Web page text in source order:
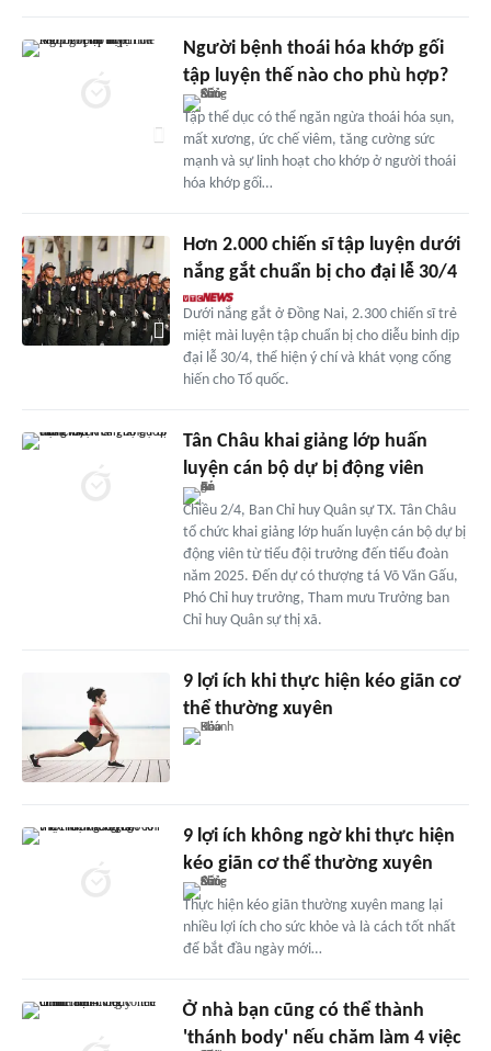
Người bệnh thoái hóa khớp gối
tập luyện thế nào cho phù hợp?
Tập thể dục có thể ngăn ngừa thoái hóa sụn,
mất xương, ức chế viêm, tăng cường sức
mạnh và sự linh hoạt cho khớp ở người thoái
hóa khớp gối…
Hơn 2.000 chiến sĩ tập luyện dưới
nắng gắt chuẩn bị cho đại lễ 30/4
Dưới nắng gắt ở Đồng Nai, 2.300 chiến sĩ trẻ
miệt mài luyện tập chuẩn bị cho diễu binh dịp
đại lễ 30/4, thể hiện ý chí và khát vọng cống
hiến cho Tổ quốc.
Tân Châu khai giảng lớp huấn
luyện cán bộ dự bị động viên
Chiều 2/4, Ban Chỉ huy Quân sự TX. Tân Châu
tổ chức khai giảng lớp huấn luyện cán bộ dự bị
động viên từ tiểu đội trưởng đến tiểu đoàn
năm 2025. Đến dự có thượng tá Võ Văn Gấu,
Phó Chỉ huy trưởng, Tham mưu Trưởng ban
Chỉ huy Quân sự thị xã.
9 lợi ích khi thực hiện kéo giãn cơ
thể thường xuyên
9 lợi ích không ngờ khi thực hiện
kéo giãn cơ thể thường xuyên
Thực hiện kéo giãn thường xuyên mang lại
nhiều lợi ích cho sức khỏe và là cách tốt nhất
để bắt đầu ngày mới…
Ở nhà bạn cũng có thể thành
'thánh body' nếu chăm làm 4 việc